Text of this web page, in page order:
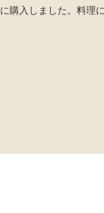
購入しました。料理